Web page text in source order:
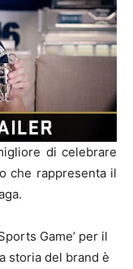
di celebrare
che rappresenta il
Game’ per il
storia del brand è